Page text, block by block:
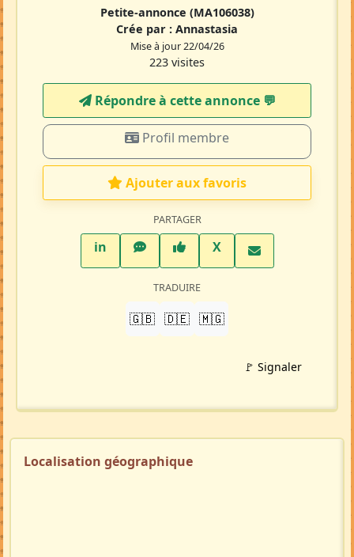
Petite-annonce (MA106038)
Crée par : Annastasia
Mise à jour 22/04/26
223 visites
Répondre à cette annonce 💬​
Profil membre
Ajouter aux favoris
PARTAGER
inLinkedInWhatsAppFacebook
XTwitter X
TRADUIRE
🇬🇧 🇩🇪 🇲🇬
🚩 Signaler
Localisation géographique